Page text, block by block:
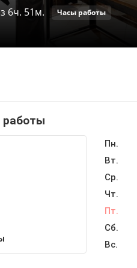
6ч. 51м. Часы работы
Пн.
Вт.
Ср.
Чт.
Пт.
Сб.
Вс.